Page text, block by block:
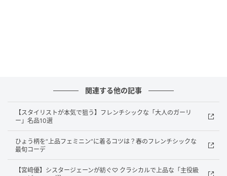
スカート、レース、リボンで 、アクティブな日も甘さ
はちゃんとキープ。
【ぜ～んぶ1万円以下♡】OTHER ITEM
関連する他の記事
【スタイリストが本気で狙う】フレンチシックな「大人のガーリ
ー」名品10選
ひょう柄を“上品フェミニン”に着るコツは？春のフレンチシックな
最旬コーデ
【宮﨑優】シスタージェーンが紡ぐ♡ クラシカルで上品な「主役級